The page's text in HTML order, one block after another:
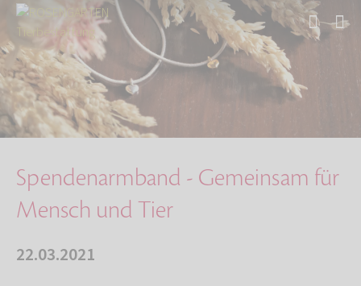
Start Über uns
Aktuelles
Spendenarmband - Gemeinsam für Mensch und Tie…
Spendenarmband - Gemeinsam für
Mensch und Tier
22.03.2021